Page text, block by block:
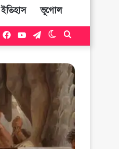
ইতিহাস ভূগোল
Search
Switch
Telegram
YouTube
Facebook